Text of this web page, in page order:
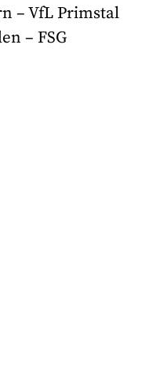
– VfL Primstal
– FSG